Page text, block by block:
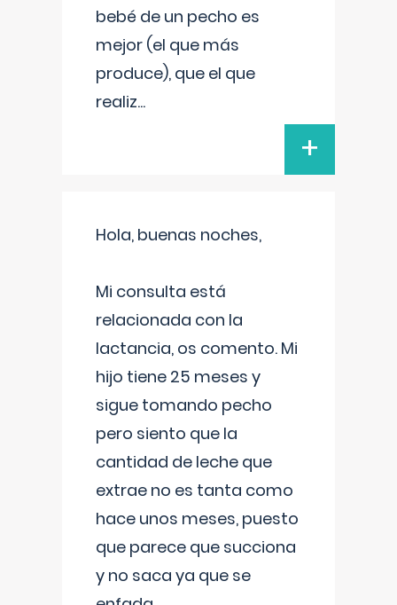
bebé de un pecho es
mejor (el que más
produce), que el que
realiz...
+
Hola, buenas noches,
Mi consulta está
relacionada con la
lactancia, os comento. Mi
hijo tiene 25 meses y
sigue tomando pecho
pero siento que la
cantidad de leche que
extrae no es tanta como
hace unos meses, puesto
que parece que succiona
y no saca ya que se